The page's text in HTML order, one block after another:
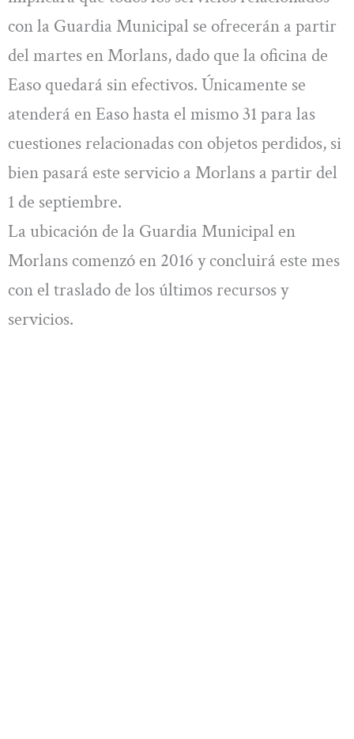
con la Guardia Municipal se ofrecerán a partir
del martes en Morlans, dado que la oficina de
Easo quedará sin efectivos. Únicamente se
atenderá en Easo hasta el mismo 31 para las
cuestiones relacionadas con objetos perdidos, si
bien pasará este servicio a Morlans a partir del
1 de septiembre.
La ubicación de la Guardia Municipal en
Morlans comenzó en 2016 y concluirá este mes
con el traslado de los últimos recursos y
servicios.